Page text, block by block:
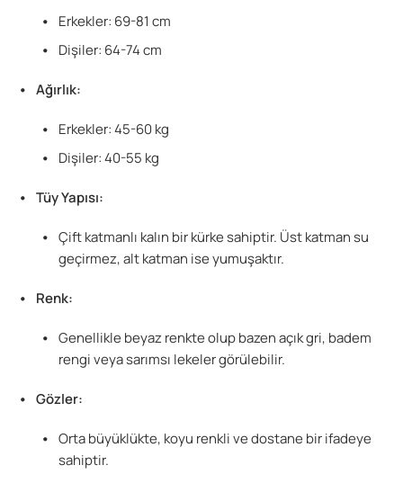
Erkekler: 69-81 cm
Dişiler: 64-74 cm
Ağırlık:
Erkekler: 45-60 kg
Dişiler: 40-55 kg
Tüy Yapısı:
Çift katmanlı kalın bir kürke sahiptir. Üst katman su
geçirmez, alt katman ise yumuşaktır.
Renk:
Genellikle beyaz renkte olup bazen açık gri, badem
rengi veya sarımsı lekeler görülebilir.
Gözler:
Orta büyüklükte, koyu renkli ve dostane bir ifadeye
sahiptir.